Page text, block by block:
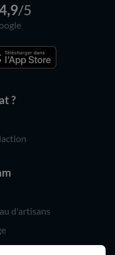
/5
?
d'artisans